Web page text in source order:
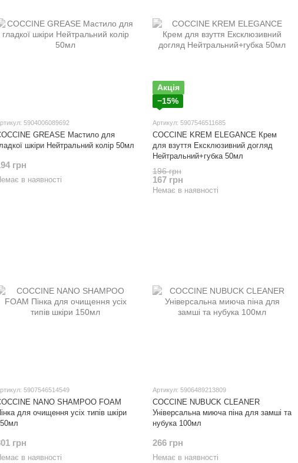
5904006089692
GREASE Мастило для
шкіри Нейтральний колір 50мл
грн
в наявності
Акція
−15%
Артикул: 5907546511685
COCCINE KREM ELEGANCE Крем
для взуття Ексклюзивний догляд
Нейтральний+губка 50мл
196 грн
167 грн
Немає в наявності
5907546514549
NANO SHAMPOO FOAM
для очищення усіх типів шкіри
грн
в наявності
Артикул: 5906489213809
COCCINE NUBUCK CLEANER
Універсальна миюча піна для замші та
нубука 100мл
266 грн
Немає в наявності